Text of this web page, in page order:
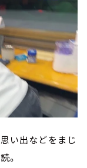
い出などをまじ
。